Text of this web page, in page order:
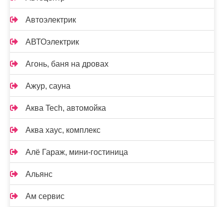
Автоэлектрик
АВТОэлектрик
Агонь, баня на дровах
Ажур, сауна
Аква Tech, автомойка
Аква хаус, комплекс
Алё Гараж, мини-гостиница
Альянс
Ам сервис